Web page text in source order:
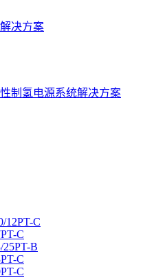
决方案
制氢电源系统解决方案
12PT-C
C
25PT-B
C
C